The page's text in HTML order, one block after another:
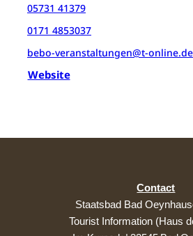
05731 41379
0171 4853037
bebo-veranstaltungen@t-online.de
Website
Contact
Staatsbad Bad
Tourist Information (Haus